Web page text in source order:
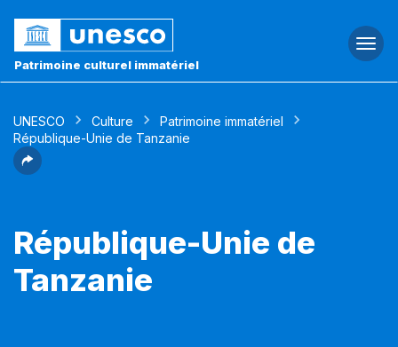
Patrimoine culturel immatériel
UNESCO Culture
Patrimoine immatériel
République-Unie de Tanzanie
République-Unie de
Tanzanie